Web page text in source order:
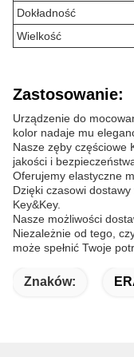
Dokładność
Wielkość
Zastosowanie:
Urządzenie do
kolor nadaje mu
Nasze zęby częściowe
jakości i
Oferujemy elastyczne
Dzięki czasowi
Key&Key.
Nasze możliwości
Niezależnie od tego,
może spełnić Twoje
Znaków: